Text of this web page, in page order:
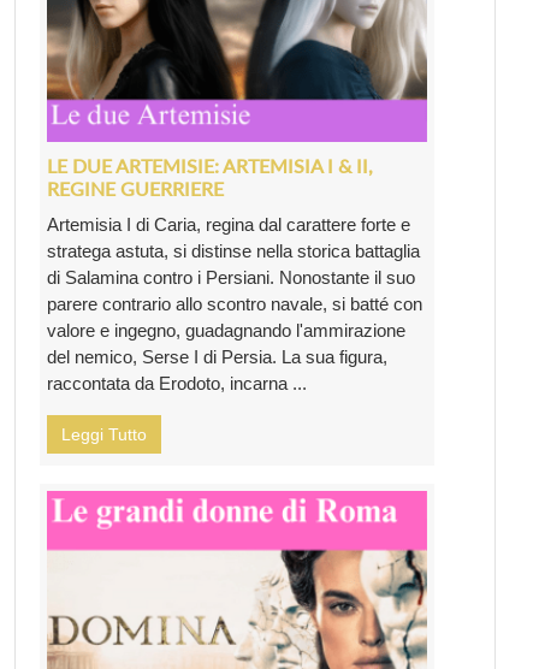
LE DUE ARTEMISIE: ARTEMISIA I & II,
REGINE GUERRIERE
Artemisia I di Caria, regina dal carattere forte e
stratega astuta, si distinse nella storica battaglia
di Salamina contro i Persiani. Nonostante il suo
parere contrario allo scontro navale, si batté con
valore e ingegno, guadagnando l'ammirazione
del nemico, Serse I di Persia. La sua figura,
raccontata da Erodoto, incarna ...
Leggi Tutto